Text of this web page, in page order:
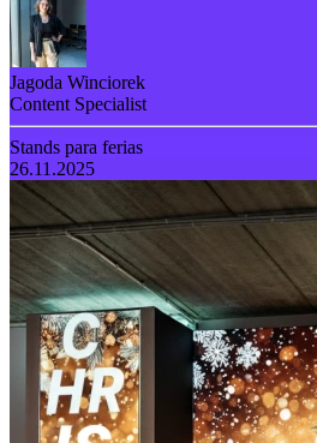
Jagoda Winciorek
Content Specialist
Stands para ferias
26.11.2025